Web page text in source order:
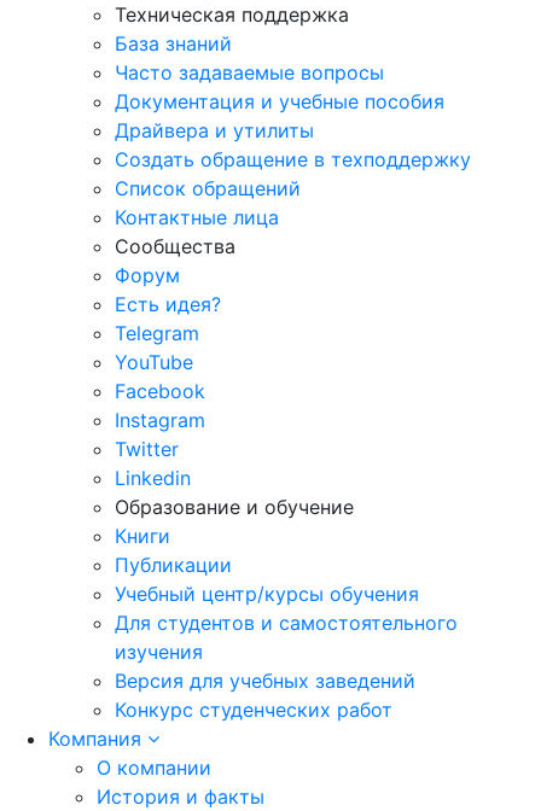
Техническая поддержка
База знаний
Часто задаваемые вопросы
Документация и учебные пособия
Драйвера и утилиты
Создать обращение в техподдержку
Список обращений
Контактные лица
Сообщества
Форум
Есть идея?
Telegram
YouTube
Facebook
Instagram
Twitter
Linkedin
Образование и обучение
Книги
Публикации
Учебный центр/курсы обучения
Для студентов и самостоятельного
изучения
Версия для учебных заведений
Конкурс студенческих работ
Компания
О компании
История и факты